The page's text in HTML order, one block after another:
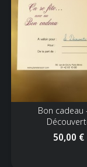
Bon cadeau
50,00 €